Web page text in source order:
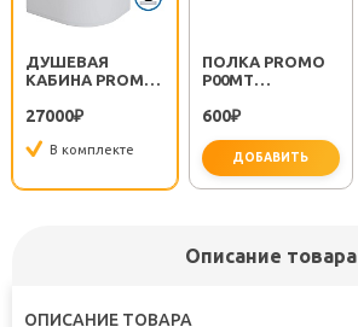
ДУШЕВАЯ
КАБИНА PROMO
27000₽
В комплекте
ПОЛКА PROMO
P00MT
600₽
ДОБАВИТЬ
Описание товара
ОПИСАНИЕ ТОВАРА